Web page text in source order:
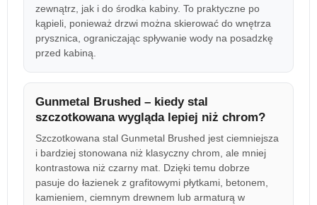
zewnątrz, jak i do środka kabiny. To praktyczne po
kąpieli, ponieważ drzwi można skierować do wnętrza
prysznica, ograniczając spływanie wody na posadzkę
przed kabiną.
Gunmetal Brushed – kiedy stal
szczotkowana wygląda lepiej niż chrom?
Szczotkowana stal Gunmetal Brushed jest ciemniejsza
i bardziej stonowana niż klasyczny chrom, ale mniej
kontrastowa niż czarny mat. Dzięki temu dobrze
pasuje do łazienek z grafitowymi płytkami, betonem,
kamieniem, ciemnym drewnem lub armaturą w